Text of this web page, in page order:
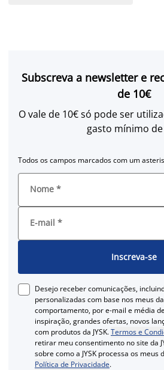
Subscreva a newsletter e
de 10€
O vale de 10€ só pode ser
gasto mínimo
Todos os campos marcados com um
Nome *
E-mail *
Inscreva-se
Desejo receber comunicações,
personalizadas com base nos meus
comportamento, por e-mail e média
inspiração, grandes ofertas, novos
com produtos da JYSK.Termos e
retirar meu consentimento no site da
sobre como a JYSK processa os meus
Política de Privacidade.